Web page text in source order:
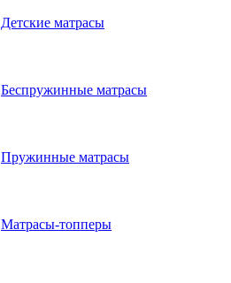
Детские матрасы
Беспружинные матрасы
Пружинные матрасы
Матрасы-топперы